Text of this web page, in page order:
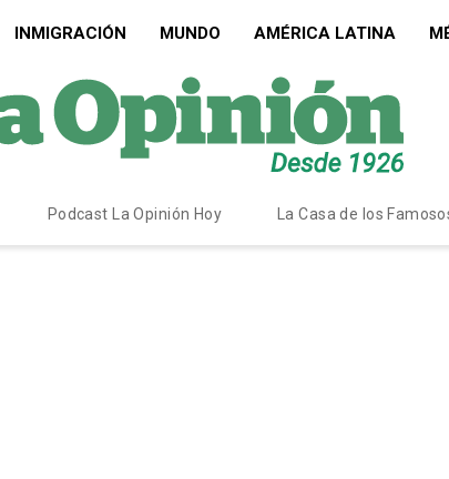
INMIGRACIÓN MUNDO AMÉRICA LATINA
Podcast La Opinión Hoy La Casa de los